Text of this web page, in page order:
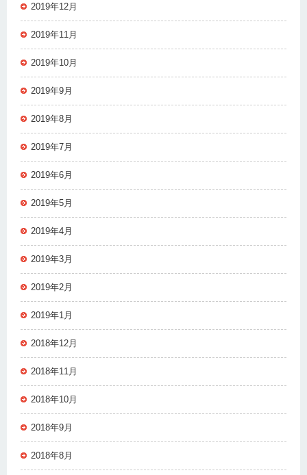
2019年12月
2019年11月
2019年10月
2019年9月
2019年8月
2019年7月
2019年6月
2019年5月
2019年4月
2019年3月
2019年2月
2019年1月
2018年12月
2018年11月
2018年10月
2018年9月
2018年8月